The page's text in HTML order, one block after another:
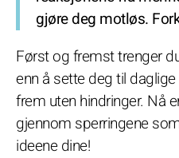
gjøre deg motløs.
Først og fremst trenger
enn å sette deg til
frem uten hindringer. Nå
gjennom sperringene
ideene dine!